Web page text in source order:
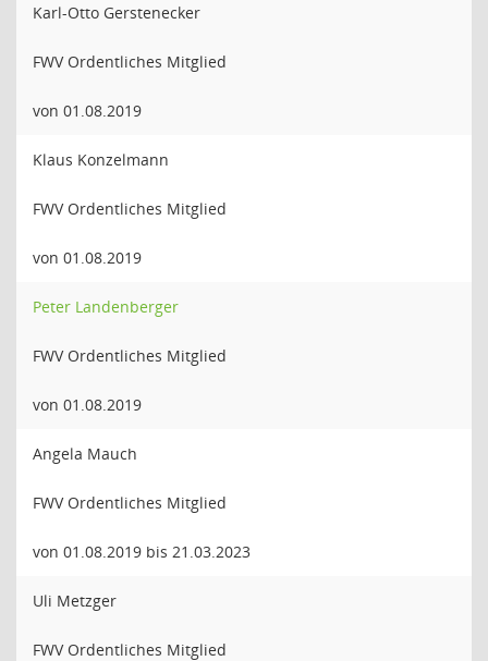
Karl-Otto Gerstenecker
FWV Ordentliches Mitglied
von 01.08.2019
Klaus Konzelmann
FWV Ordentliches Mitglied
von 01.08.2019
Peter Landenberger
FWV Ordentliches Mitglied
von 01.08.2019
Angela Mauch
FWV Ordentliches Mitglied
von 01.08.2019 bis 21.03.2023
Uli Metzger
FWV Ordentliches Mitglied